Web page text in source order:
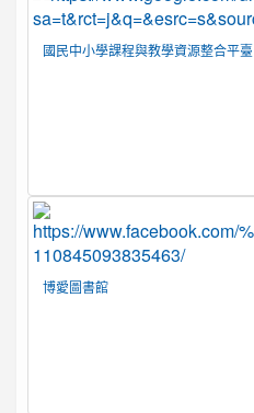
國民中小學課程與教學資源整合平臺
博愛圖書館